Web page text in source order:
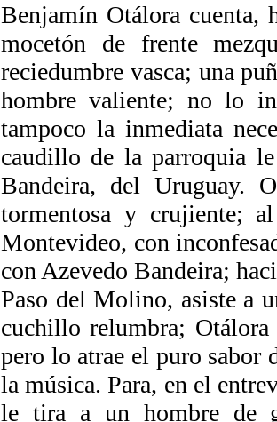
Benjamín Otálora cuenta,
mocetón de frente
reciedumbre vasca; una
hombre valiente; no lo
tampoco la inmediata
caudillo de la parroquia
Bandeira, del Uruguay.
tormentosa y crujiente;
Montevideo, con
con Azevedo Bandeira;
Paso del Molino, asiste a
cuchillo relumbra; Otálora
pero lo atrae el puro sabor
la música. Para, en el
le tira a un hombre de